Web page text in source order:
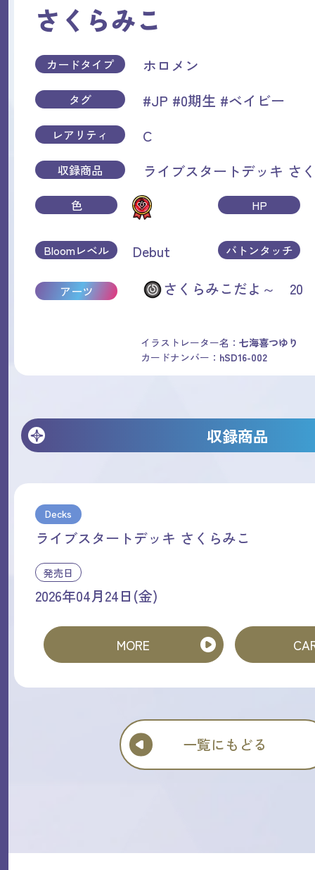
さくらみこ
カードタイプ ホロメン
タグ #JP #0期生 #ベイビー
レアリティ C
収録商品 ライブスタートデッキ さ
色 HP
Bloomレベル Debut バトンタッチ
アーツ さくらみこだよ～ 20
イラストレーター名： 七海喜つゆり
カードナンバー： hSD16-002
収録商品
Decks
ライブスタートデッキ さくらみこ
発売日
2026年04月24日(金)
MORE
一覧にもどる